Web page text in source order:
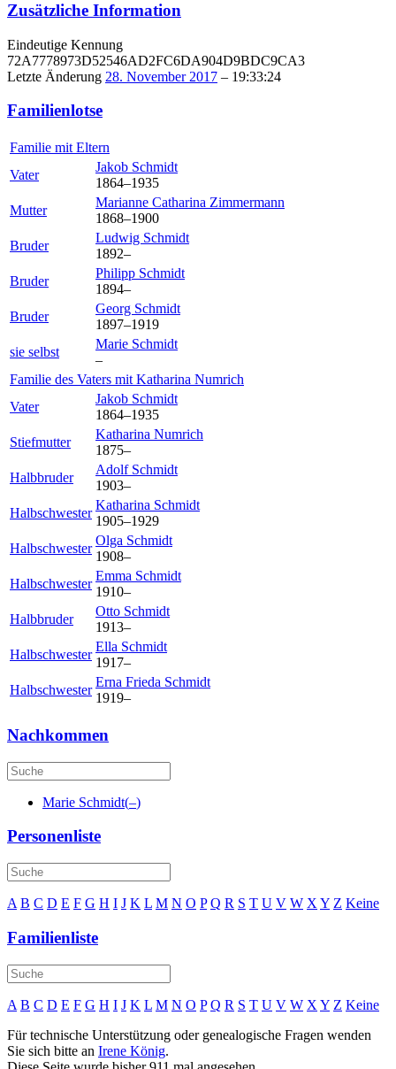
Zusätzliche Information
Eindeutige Kennung
72A7778973D52546AD2FC6DA904D9BDC9CA3
Letzte Änderung 28. November 2017 – 19:33:24
Familienlotse
Familie mit Eltern
Vater
Jakob Schmidt
1864–1935
Mutter
Marianne Catharina Zimmermann
1868–1900
Bruder
Ludwig Schmidt
1892–
Bruder
Philipp Schmidt
1894–
Bruder
Georg Schmidt
1897–1919
sie selbst
Marie Schmidt
–
Familie des Vaters mit Katharina Numrich
Vater
Jakob Schmidt
1864–1935
Stiefmutter
Katharina Numrich
1875–
Halbbruder
Adolf Schmidt
1903–
Halbschwester
Katharina Schmidt
1905–1929
Halbschwester
Olga Schmidt
1908–
Halbschwester
Emma Schmidt
1910–
Halbbruder
Otto Schmidt
1913–
Halbschwester
Ella Schmidt
1917–
Halbschwester
Erna Frieda Schmidt
1919–
Nachkommen
Marie Schmidt(–)
Personenliste
A B C D E F G H I J K L M N O P Q R S T U V W X Y Z Keine
Familienliste
A B C D E F G H I J K L M N O P Q R S T U V W X Y Z Keine
Für technische Unterstützung oder genealogische Fragen wenden
Sie sich bitte an Irene König.